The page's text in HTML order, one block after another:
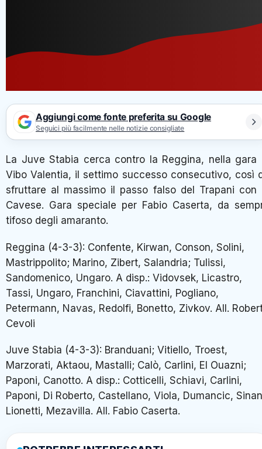
Aggiungi come fonte preferita su Google
Seguici più facilmente nelle notizie consigliate
La Juve Stabia cerca contro la Reggina, nella gara
Vibo Valentia, il settimo successo consecutivo, così
sfruttare al massimo il passo falso del Trapani con
Cavese. Gara speciale per Fabio Caserta, da
tifoso degli amaranto.
Reggina (4-3-3): Confente, Kirwan, Conson, Solini,
Mastrippolito; Marino, Zibert, Salandria; Tulissi,
Sandomenico, Ungaro. A disp.: Vidovsek, Licastro,
Tassi, Ungaro, Franchini, Ciavattini, Pogliano,
Petermann, Navas, Redolfi, Bonetto, Zivkov. All.
Cevoli
Juve Stabia (4-3-3): Branduani; Vitiello, Troest,
Marzorati, Aktaou, Mastalli; Calò, Carlini, El Ouazni;
Paponi, Canotto. A disp.: Cotticelli, Schiavi, Carlini,
Paponi, Di Roberto, Castellano, Viola, Dumancic,
Lionetti, Mezavilla. All. Fabio Caserta.